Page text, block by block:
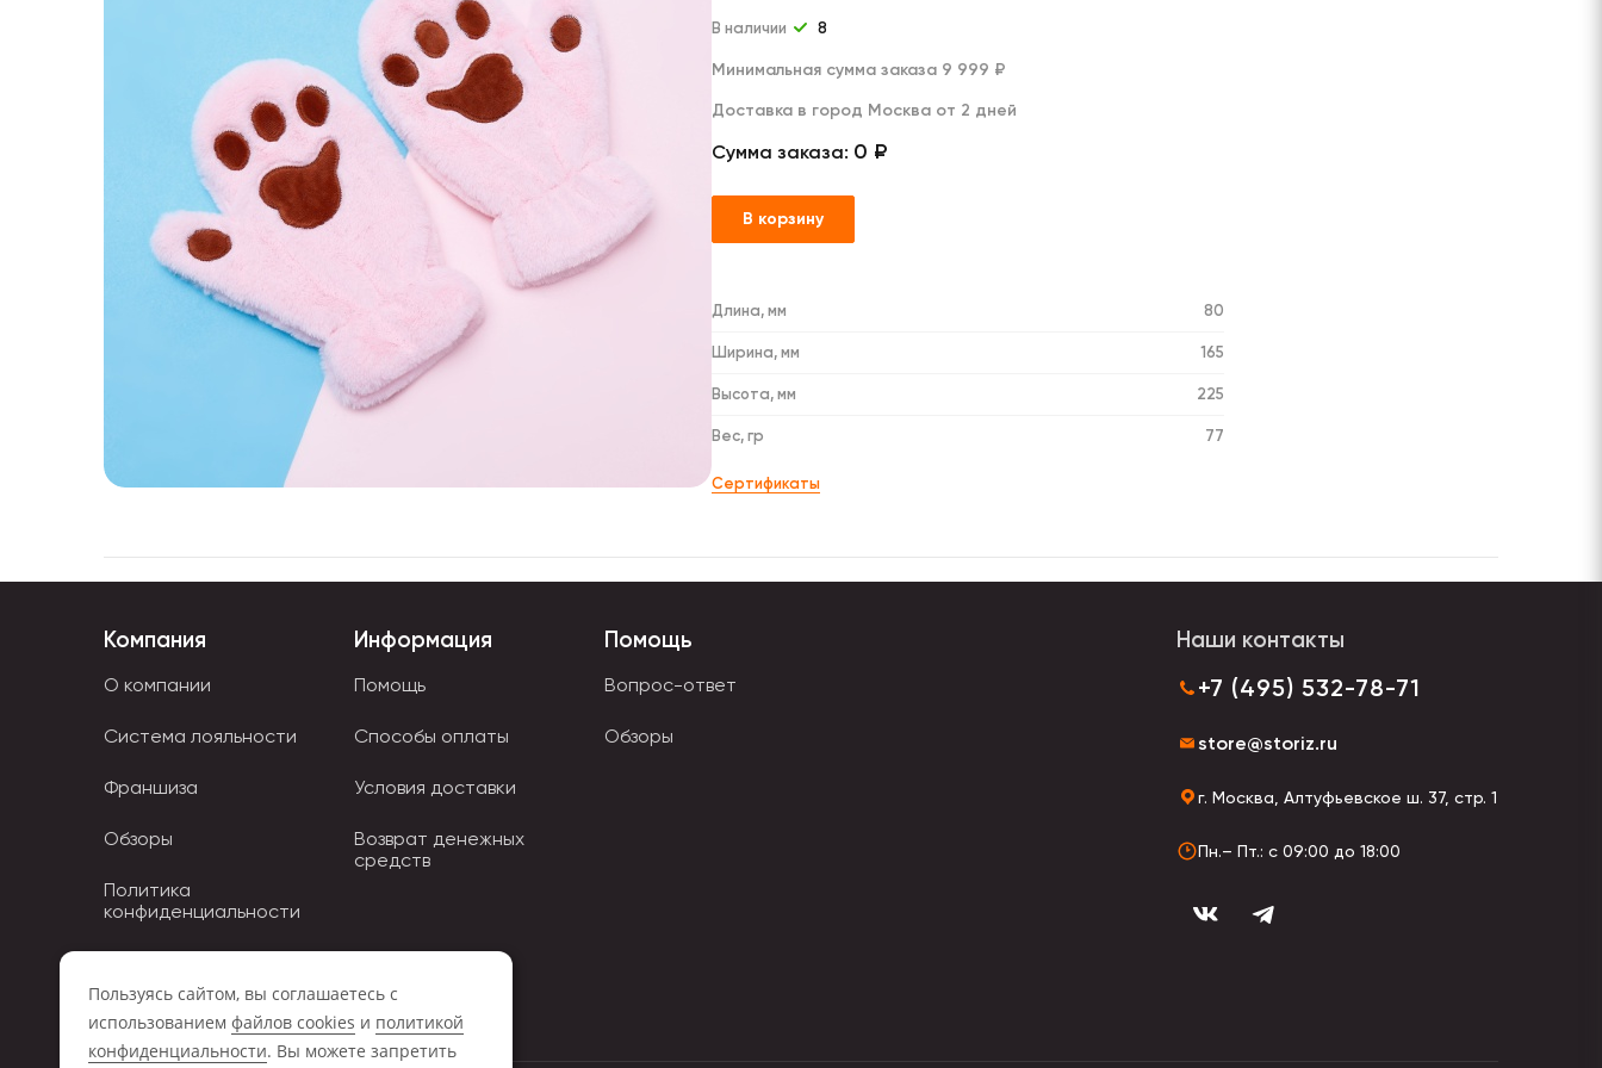
Декоративные подушки
В наличии 8
Минимальная сумма заказа 9 999 ₽
Доставка в город Москва от 2 дней
Сумма заказа: 0 ₽
В корзину
Длина, мм 80
Ширина, мм 165
Высота, мм 225
Вес, гр 77
Сертификаты
Компания
О компании
Система лояльности
Франшиза
Обзоры
Политика
конфиденциальности
Информация
Помощь
Способы оплаты
Условия доставки
Возврат денежных
средств
Помощь
Вопрос-ответ
Обзоры
Наши контакты
+7 (495) 532-78-71
store@storiz.ru
г. Москва, Алтуфьевское ш. 37, стр. 1
Пн.– Пт.: с 09:00 до 18:00
Пользуясь сайтом, вы соглашаетесь с
использованием файлов cookies и политикой
конфиденциальности. Вы можете запретить